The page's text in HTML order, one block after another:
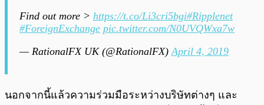
Find out more > https://t.co/Li3cri5bgi#Ripplenet
#ForeignExchange pic.twitter.com/N0UVQWxa7w
— RationalFX UK (@RationalFX)April 4, 2019
นอกจากนี้แล้วความร่วมมือระหว่างบริษัทต่างๆ และ